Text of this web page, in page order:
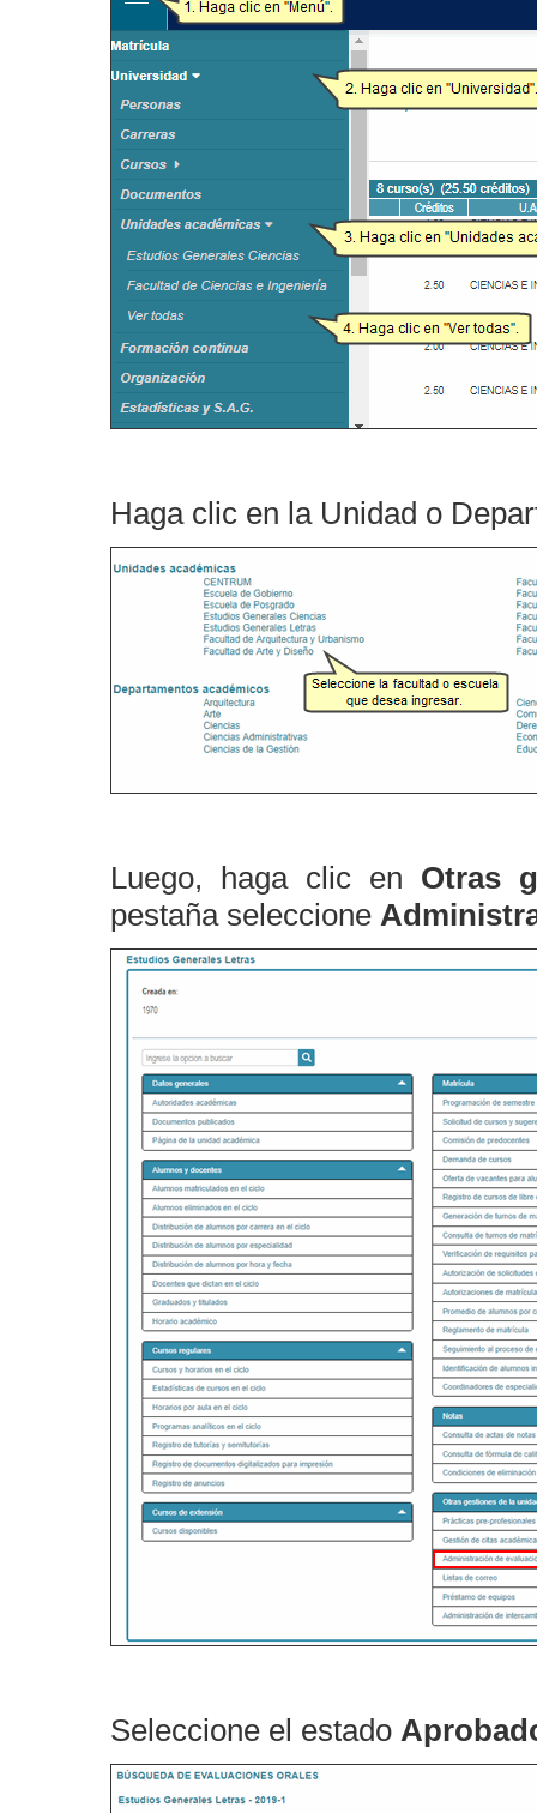
Haga clic en la Unidad o
Luego, haga clic en Otras
pestaña seleccione
Seleccione el estado